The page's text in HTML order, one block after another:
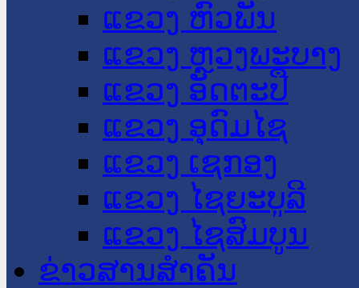
ແຂວງ ຫົວພັນ
ແຂວງ ຫຼວງພະບາງ
ແຂວງ ອັດຕະປື
ແຂວງ ອຸດົມໄຊ
ແຂວງ ເຊກອງ
ແຂວງ ໄຊຍະບູລີ
ແຂວງ ໄຊສົມບູນ
ຂ່າວສານສໍາຄັນ